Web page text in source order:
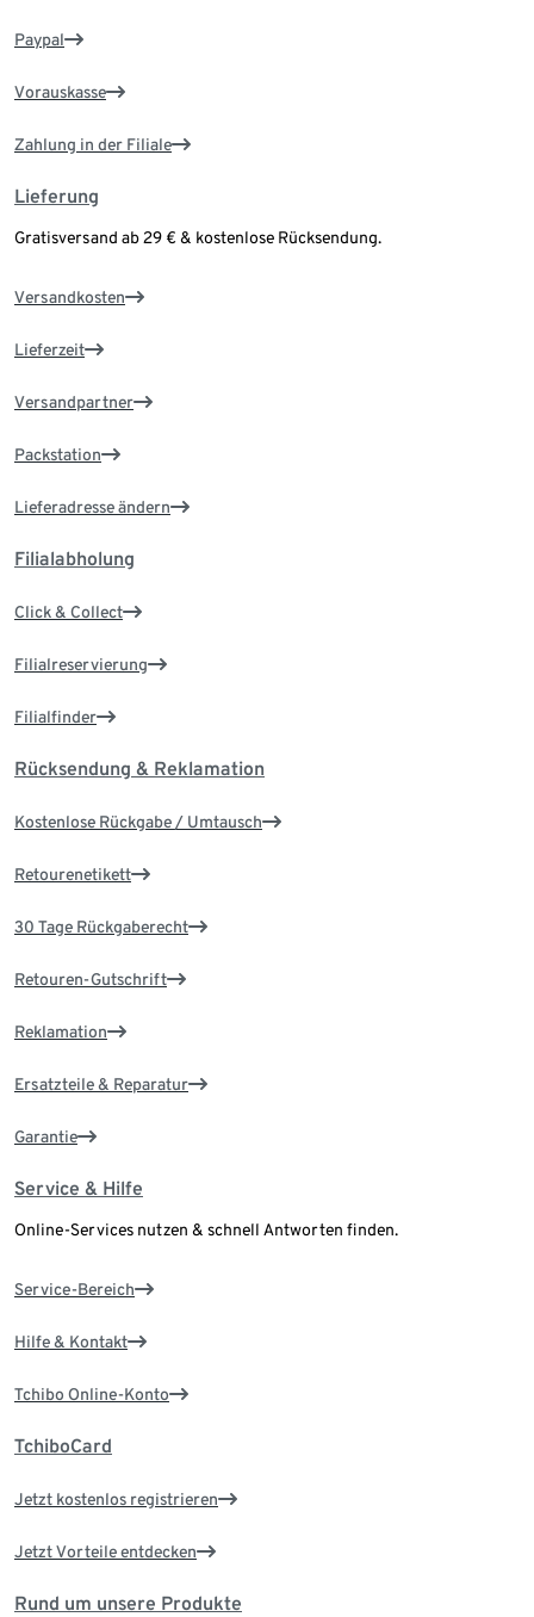
Paypal
Vorauskasse
Zahlung in der Filiale
Lieferung
Gratisversand ab 29 € & kostenlose Rücksendung.
Versandkosten
Lieferzeit
Versandpartner
Packstation
Lieferadresse ändern
Filialabholung
Click & Collect
Filialreservierung
Filialfinder
Rücksendung & Reklamation
Kostenlose Rückgabe / Umtausch
Retourenetikett
30 Tage Rückgaberecht
Retouren-Gutschrift
Reklamation
Ersatzteile & Reparatur
Garantie
Service & Hilfe
Online-Services nutzen & schnell Antworten finden.
Service-Bereich
Hilfe & Kontakt
Tchibo Online-Konto
TchiboCard
Jetzt kostenlos registrieren
Jetzt Vorteile entdecken
Rund um unsere Produkte